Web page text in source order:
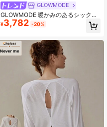
GLOWMODE
GLOWMODE 暖かみのあるシックな
コレクション フリーズフロー ウール
ブレンド ソフトで快適な暖かい スリ
イピング サムホール ハーフジップ
プルオーバージャケット 秋冬 アウト
ドア デイリーカジュアルウェア
¥3,782 -20%